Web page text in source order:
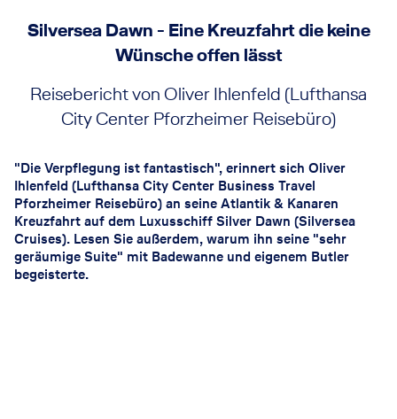
Silversea Dawn - Eine Kreuzfahrt die keine
Wünsche offen lässt
Reisebericht von Oliver Ihlenfeld (Lufthansa
City Center Pforzheimer Reisebüro)
"Die Verpflegung ist fantastisch", erinnert sich Oliver
Ihlenfeld (Lufthansa City Center Business Travel
Pforzheimer Reisebüro) an seine Atlantik & Kanaren
Kreuzfahrt auf dem Luxusschiff Silver Dawn (Silversea
Cruises). Lesen Sie außerdem, warum ihn seine "sehr
geräumige Suite" mit Badewanne und eigenem Butler
begeisterte.